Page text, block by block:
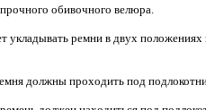
обивочного велюра.
укладывать ремни в двух положениях
должны проходить под